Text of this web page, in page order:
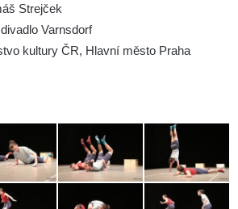
Strejček
Varnsdorf
kultury ČR, Hlavní město Praha